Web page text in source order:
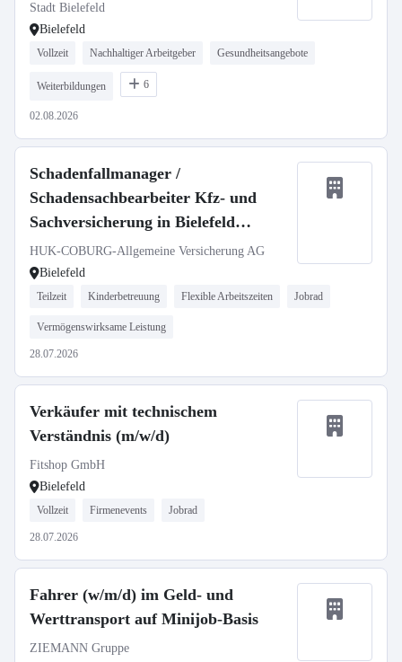
Stadt Bielefeld
Bielefeld
Vollzeit Nachhaltiger Arbeitgeber Gesundheitsangebote
Weiterbildungen 6
02.08.2026
Schadenfallmanager /
Schadensachbearbeiter Kfz- und
Sachversicherung in Bielefeld
(w/m/d)
HUK-COBURG-Allgemeine Versicherung AG
Bielefeld
Teilzeit Kinderbetreuung Flexible Arbeitszeiten Jobrad
Vermögenswirksame Leistung
28.07.2026
Verkäufer mit technischem
Verständnis (m/w/d)
Fitshop GmbH
Bielefeld
Vollzeit Firmenevents Jobrad
28.07.2026
Fahrer (w/m/d) im Geld- und
Werttransport auf Minijob-Basis
ZIEMANN Gruppe